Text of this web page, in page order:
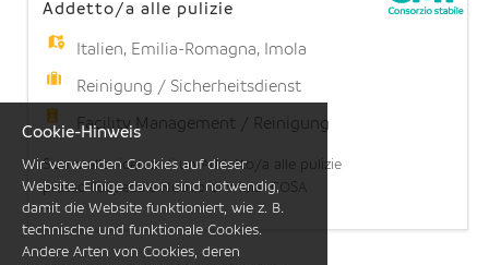
di c
Addetto/a alle pulizie
Italien, Emilia-Romagna, Imola
Reinigung / Sicherheitsdienst
Facility Management / Reinigung
Siamo alla ricerca di un Addetto/a alle pulizie
presso l'ospedale Nuovo di Imola COSA
OFFRIAMO: Contratto part-time: 20 ore settimanali
(part time orizzontale 50%) su 5 giorni lavorativi a
settimana (turnazione da lunedì a domenica).
...
Cookie-Hinweis
Wir verwenden Cookies auf dieser
Website. Einige davon sind notwendig,
damit die Website funktioniert, wie z. B.
technische und funktionale Cookies.
Andere Arten von Cookies, deren